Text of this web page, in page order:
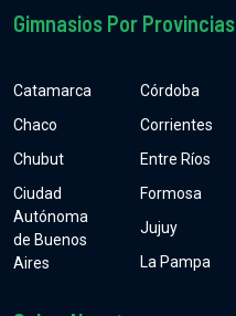
Gimnasios Por Provincias
Catamarca
Chaco
Chubut
Ciudad
Autónoma
de Buenos
Aires
Córdoba
Corrientes
Entre Ríos
Formosa
Jujuy
La Pampa